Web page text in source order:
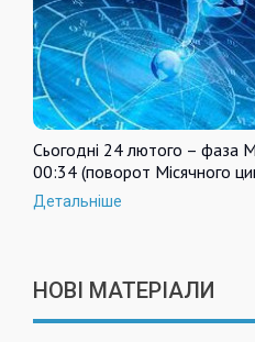
Сьогодні 24 лютого – фаза
00:34 (поворот Місячного
Детальніше
НОВІ МАТЕРІАЛИ